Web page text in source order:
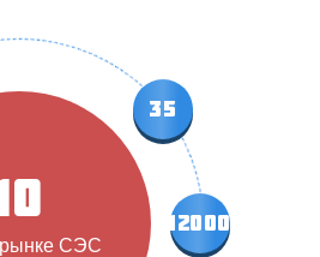
35
12000
СЭС